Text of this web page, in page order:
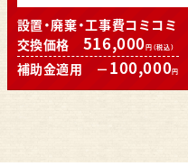
設置・廃棄・工事費コミコミ
交換価格 516,000円（税込）
補助金適用 － 100,000円